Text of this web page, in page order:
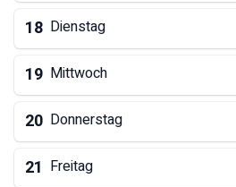
18 Dienstag
19 Mittwoch
20 Donnerstag
21 Freitag